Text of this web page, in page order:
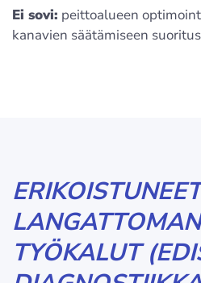
Ei sovi: peittoalueen
kanavien säätämiseen
ERIKOISTUNEET
TYÖKALUT